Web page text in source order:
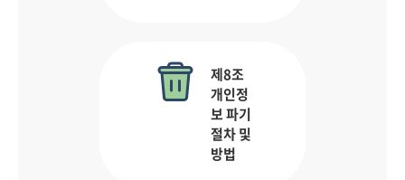
제8조
개인정
보 파기
절차 및
방법